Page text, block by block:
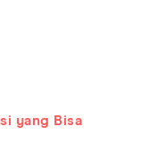
yang Bisa